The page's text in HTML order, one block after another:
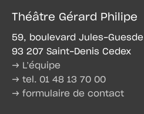
Théâtre Gérard Philipe
59, boulevard Jules-Guesde
93 207 Saint-Denis Cedex
→ L’équipe
→ tel. 01 48 13 70 00
→ formulaire de contact